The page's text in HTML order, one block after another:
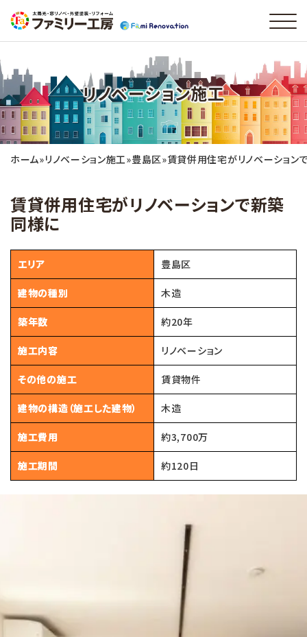
リノベーション施工
ホーム»リノベーション施工»豊島区»賃貸併用住宅がリノベーション
賃貸併用住宅がリノベーションで新築
同様に
エリア 豊島区
建物の種別 木造
築年数 約20年
施工内容 リノベーション
その他の施工 賃貸物件
建物の構造（施工した建物） 木造
施工費用 約3,700万
施工期間 約120日